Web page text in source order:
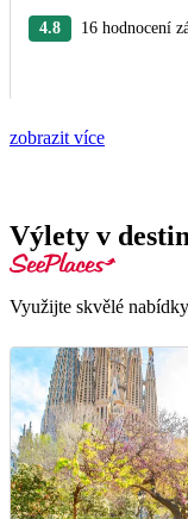
4.8 16 hodnocení
zobrazit více
Výlety v
Využijte skvělé